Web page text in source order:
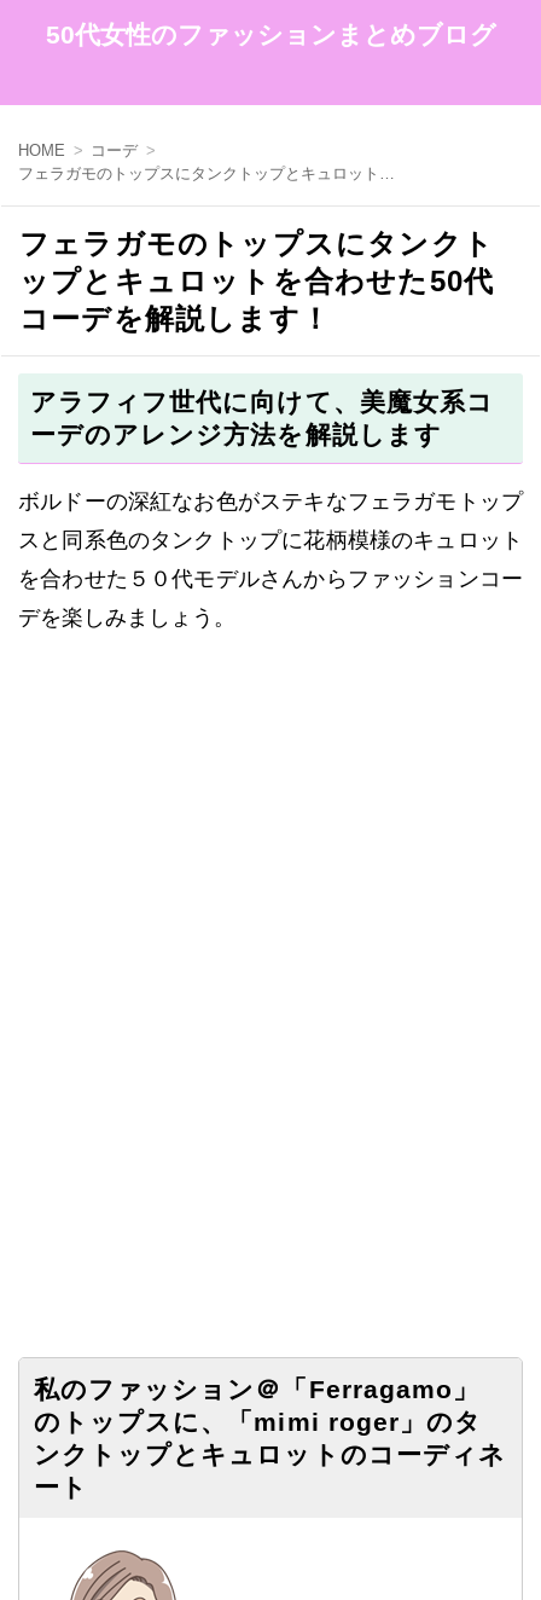
50代女性のファッションまとめブログ
HOME
コーデ
フェラガモのトップスにタンクトップとキュロットを合わせた50代コーデを解説します！
フェラガモのトップスにタンクト
ップとキュロットを合わせた50代
コーデを解説します！
アラフィフ世代に向けて、美魔女系コ
ーデのアレンジ方法を解説します
ボルドーの深紅なお色がステキなフェラガモトップ
スと同系色のタンクトップに花柄模様のキュロット
を合わせた５０代モデルさんからファッションコー
デを楽しみましょう。
私のファッション＠「Ferragamo」
のトップスに、「mimi roger」のタ
ンクトップとキュロットのコーディネ
ート